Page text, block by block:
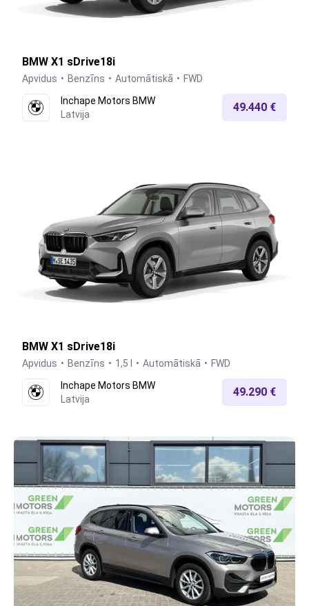
BMW X1 sDrive18i
Apvidus Benzīns Automātiskā
FWD
Inchape Motors BMW
Latvija
49.440 €
BMW X1 sDrive18i
Apvidus Benzīns 1,5 l Automātiskā
FWD
Inchape Motors BMW
Latvija
49.290 €